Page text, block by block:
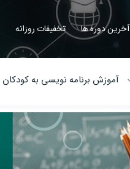
آخرین دوره ها تخفیفات روزانه
آموزش برنامه نویسی به کودکان